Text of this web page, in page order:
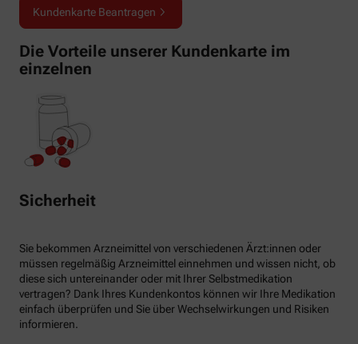
Kundenkarte Beantragen
Die Vorteile unserer Kundenkarte im
einzelnen
Sicherheit
Sie bekommen Arzneimittel von verschiedenen Ärzt:innen oder
müssen regelmäßig Arzneimittel einnehmen und wissen nicht, ob
diese sich untereinander oder mit Ihrer Selbstmedikation
vertragen? Dank Ihres Kundenkontos können wir Ihre Medikation
einfach überprüfen und Sie über Wechselwirkungen und Risiken
informieren.